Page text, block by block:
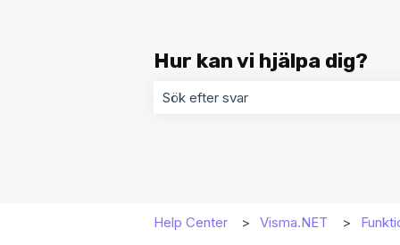
Hur kan vi hjälpa dig?
Help Center Visma.NET